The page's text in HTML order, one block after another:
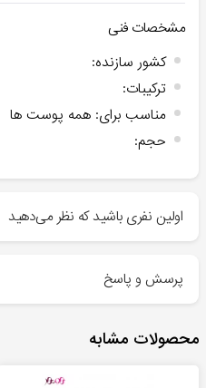
مشخصات فنی
کشور سازنده:
ترکیبات:
مناسب برای: همه پوست ها
حجم:
اولین نفری باشید که نظر می‌دهید
پرسش و پاسخ
محصولات مشابه